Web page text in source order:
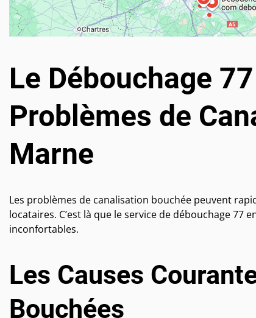
Le Débouchage
Problèmes de
Marne
Les problèmes de canalisation bouchée peuvent
locataires. C’est là que le service de débouchage
inconfortables.
Les Causes
Bouchées